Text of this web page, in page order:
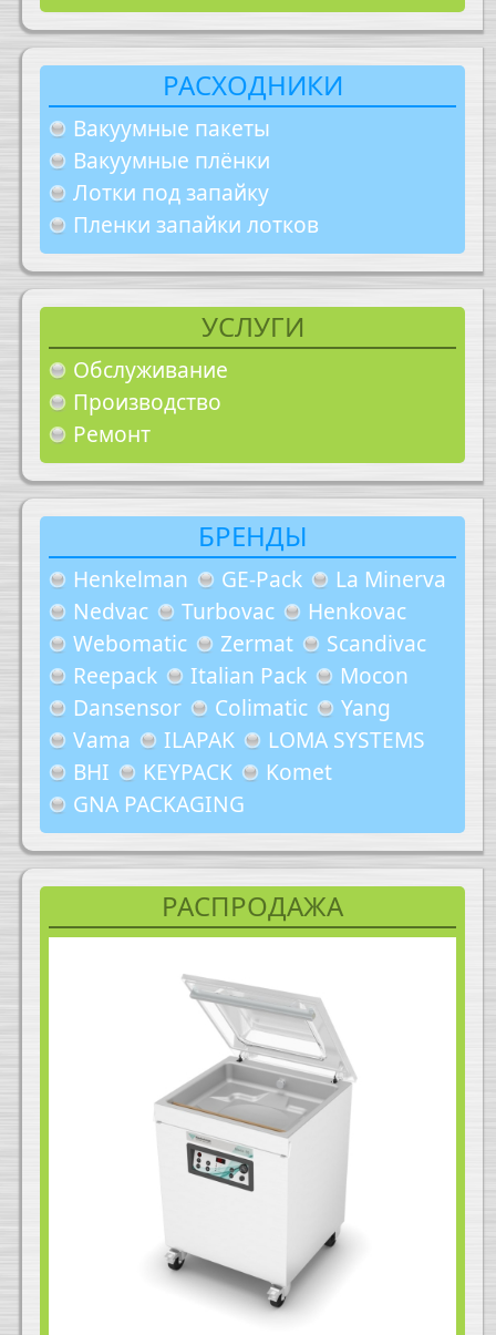
РАСХОДНИКИ
Вакуумные пакеты
Вакуумные плёнки
Лотки под запайку
Пленки запайки лотков
УСЛУГИ
Обслуживание
Производство
Ремонт
БРЕНДЫ
Henkelman GE-Pack
La Minerva
Nedvac
Turbovac
Henkovac
Webomatic
Zermat
Scandivac
Reepack
Italian Pack
Mocon
Dansensor
Colimatic
Yang
Vama
ILAPAK
LOMA SYSTEMS
BHI
KEYPACK
Komet
GNA PACKAGING
РАСПРОДАЖА